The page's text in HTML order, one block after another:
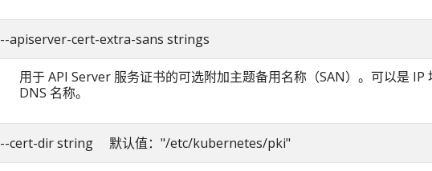
--apiserver-cert-extra-sans strings
用于 API Server 服务证书的可选附加主题备用名称（SAN）。可以是 IP
DNS 名称。
--cert-dir string 默认值："/etc/kubernetes/pki"